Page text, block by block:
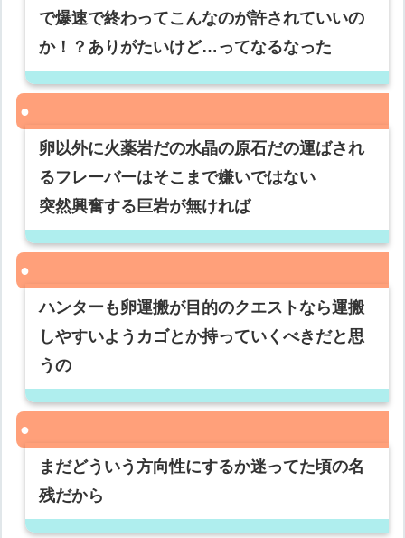
で爆速で終わってこんなのが許されていいの
か！？ありがたいけど…ってなるなった
卵以外に火薬岩だの水晶の原石だの運ばされ
るフレーバーはそこまで嫌いではない
突然興奮する巨岩が無ければ
ハンターも卵運搬が目的のクエストなら運搬
しやすいようカゴとか持っていくべきだと思
うの
まだどういう方向性にするか迷ってた頃の名
残だから